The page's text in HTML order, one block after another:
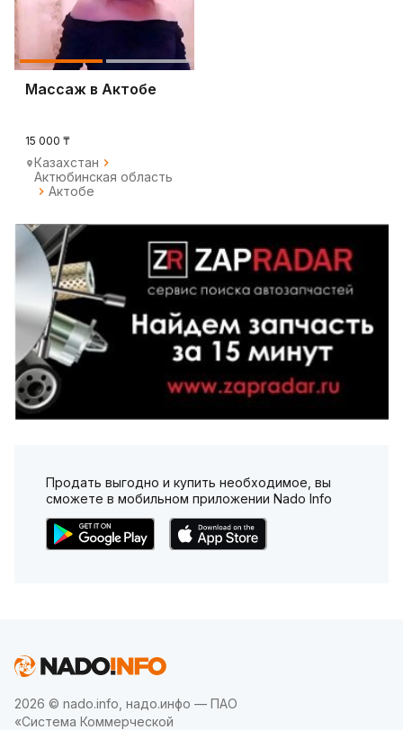
Массаж в Актобе
15 000 ₸
Казахстан
Актюбинская область
Актобе
Продать выгодно и купить необходимое, вы
сможете в мобильном приложении Nado Info
2026 © nado.info, надо.инфо — ПАО
«Система Коммерческой